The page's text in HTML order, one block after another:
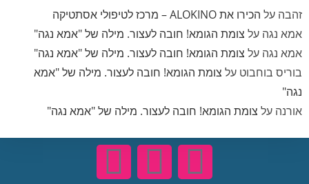
זהבה על הכירו את ALOKINO – מרכז לטיפולי אסתטיקה
אמא נגה על צומת הגומא! חובה לעצור. מילה של "אמא נגה"
אמא נגה על צומת הגומא! חובה לעצור. מילה של "אמא נגה"
בוריס בוחבוט על צומת הגומא! חובה לעצור. מילה של "אמא
נגה"
אורנה על צומת הגומא! חובה לעצור. מילה של "אמא נגה"